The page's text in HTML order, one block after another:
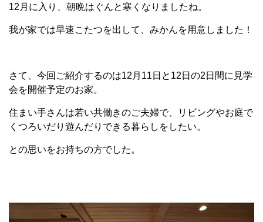
12月に入り、朝晩はぐんと寒くなりましたね。
我が家では早速こたつを出して、みかんを用意しました！
さて、今回ご紹介するのは12月11日と12日の2日間に見学
会を開催予定のお家。
住まい手さんは若い共働きのご夫婦で、リビングやお庭で
くつろいだり遊んだりできる暮らしをしたい。
との思いをお持ちの方でした。